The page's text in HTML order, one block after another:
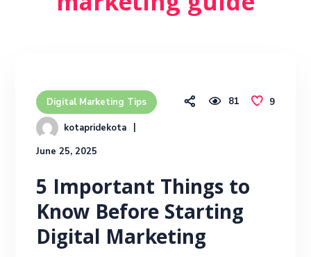
Digital Marketing Tips
kotapridekota
June 25, 2025
81 9
5 Important Things to
Know Before Starting
Digital Marketing